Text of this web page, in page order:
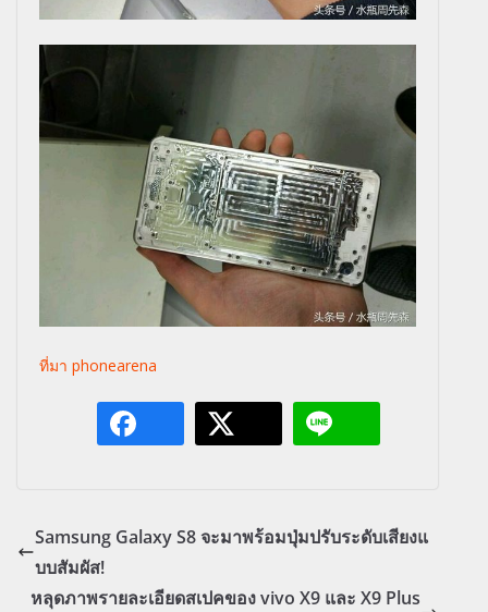
ที่มา phonearena
Samsung Galaxy S8 จะมาพร้อมปุ่มปรับระดับเสียงแ
บบสัมผัส!
หลุดภาพรายละเอียดสเปคของ vivo X9 และ X9 Plus